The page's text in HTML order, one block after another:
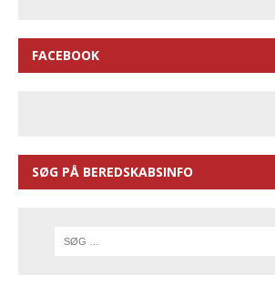
FACEBOOK
SØG PÅ BEREDSKABSINFO